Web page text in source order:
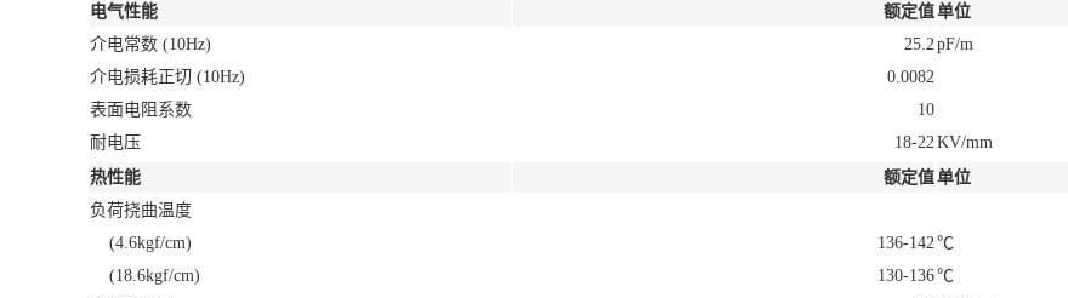
电气性能
额定值单位
介电常数 (10Hz)
25.2pF/m
介电损耗正切 (10Hz)
0.0082
表面电阻系数
10
耐电压
18-22KV/mm
热性能
额定值单位
负荷挠曲温度
(4.6kgf/cm)
136-142℃
(18.6kgf/cm)
130-136℃